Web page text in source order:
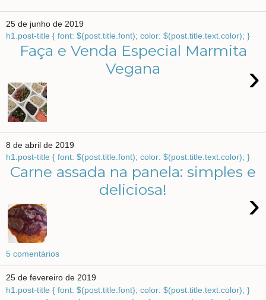
25 de junho de 2019
h1.post-title { font: $(post.title.font); color: $(post.title.text.color); }
Faça e Venda Especial Marmita
Vegana
›
8 de abril de 2019
h1.post-title { font: $(post.title.font); color: $(post.title.text.color); }
Carne assada na panela: simples e
deliciosa!
›
5 comentários
25 de fevereiro de 2019
h1.post-title { font: $(post.title.font); color: $(post.title.text.color); }